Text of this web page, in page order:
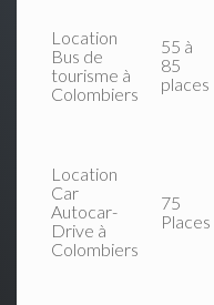
Location
Bus de
tourisme à
Colombiers
55 à
85
places
Location
Car
Autocar-
Drive à
Colombiers
75
Places